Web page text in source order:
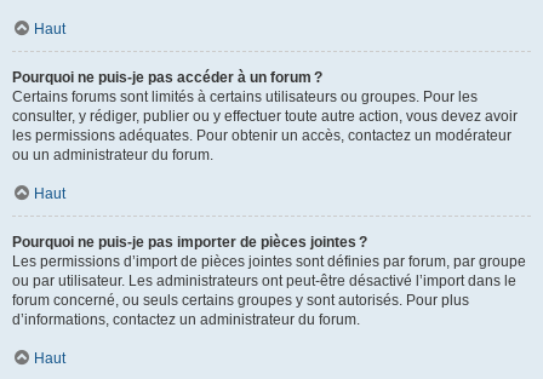
Haut
Pourquoi ne puis-je pas accéder à un forum ?
Certains forums sont limités à certains utilisateurs ou groupes. Pour les
consulter, y rédiger, publier ou y effectuer toute autre action, vous devez avoir
les permissions adéquates. Pour obtenir un accès, contactez un modérateur
ou un administrateur du forum.
Haut
Pourquoi ne puis-je pas importer de pièces jointes ?
Les permissions d’import de pièces jointes sont définies par forum, par groupe
ou par utilisateur. Les administrateurs ont peut-être désactivé l’import dans le
forum concerné, ou seuls certains groupes y sont autorisés. Pour plus
d’informations, contactez un administrateur du forum.
Haut